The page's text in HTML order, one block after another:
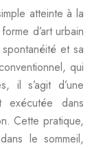
atteinte à la
d’art urbain
et sa
qui
il s’agit d’une
exécutée dans
Cette pratique,
le sommeil,